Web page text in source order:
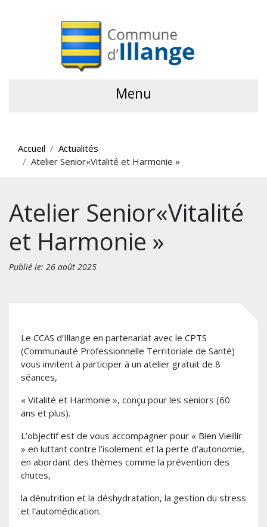
Menu
Accueil
Actualités
Atelier Senior«Vitalité et Harmonie »
Atelier Senior«Vitalité
et Harmonie »
Publié le: 26 août 2025
Le CCAS d’Illange en partenariat avec le CPTS
(Communauté Professionnelle Territoriale de Santé)
vous invitent à participer à un atelier gratuit de 8
séances,
« Vitalité et Harmonie », conçu pour les seniors (60
ans et plus).
L’objectif est de vous accompagner pour « Bien Vieillir
» en luttant contre l’isolement et la perte d’autonomie,
en abordant des thèmes comme la prévention des
chutes,
la dénutrition et la déshydratation, la gestion du stress
et l’automédication.